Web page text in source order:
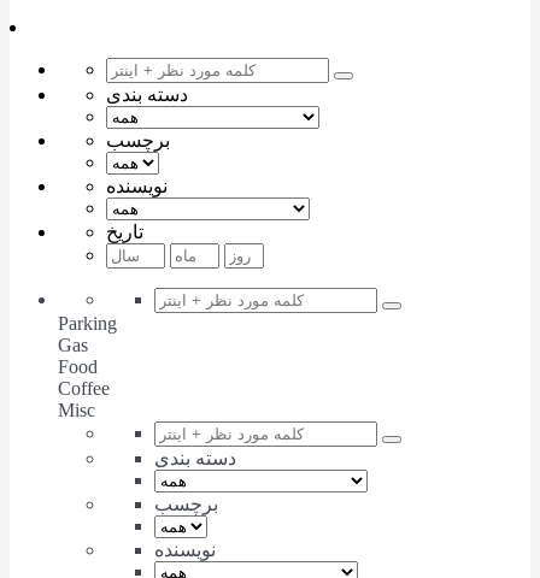
دسته بندی
برچسب
نویسنده
تاریخ
Parking
Gas
Food
Coffee
Misc
دسته بندی
برچسب
نویسنده